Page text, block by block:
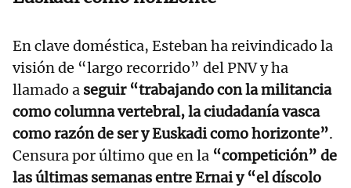
En clave doméstica, Esteban ha reivindicado la
visión de “largo recorrido” del PNV y ha
llamado a seguir “trabajando con la militancia
como columna vertebral, la ciudadanía vasca
como razón de ser y Euskadi como horizonte”.
Censura por último que en la “competición” de
las últimas semanas entre Ernai y “el díscolo